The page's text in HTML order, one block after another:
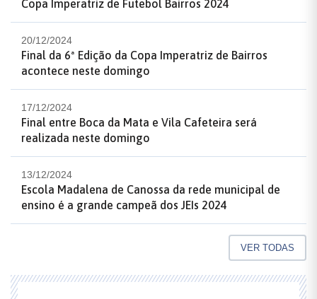
Copa Imperatriz de Futebol Bairros 2024
20/12/2024
Final da 6ª Edição da Copa Imperatriz de Bairros
acontece neste domingo
17/12/2024
Final entre Boca da Mata e Vila Cafeteira será
realizada neste domingo
13/12/2024
Escola Madalena de Canossa da rede municipal de
ensino é a grande campeã dos JEIs 2024
VER TODAS